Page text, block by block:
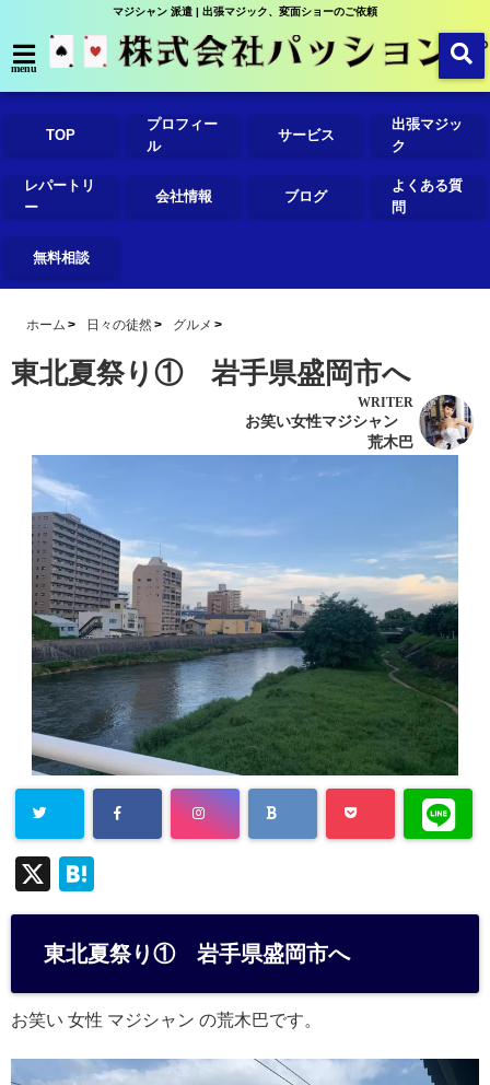
マジシャン 派遣 | 出張マジック、変面ショーのご依頼
menu
TOP
プロフィー
ル
サービス
出張マジッ
ク
レパートリ
ー
会社情報 ブログ
よくある質
問
無料相談
ホーム 日々の徒然 グルメ
東北夏祭り① 岩手県盛岡市へ
WRITER
お笑い女性マジシャン
荒木巴
X
at
e
a
東北夏祭り① 岩手県盛岡市へ
お笑い 女性 マジシャン の荒木巴です。